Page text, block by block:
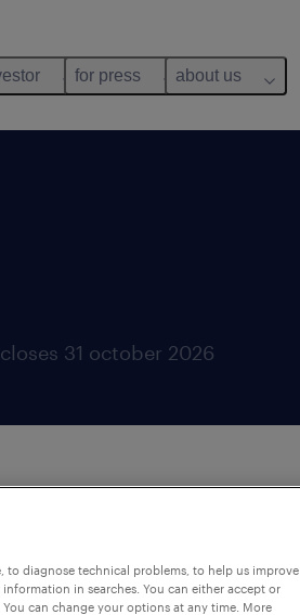
for press about us
closes 31 october 2026
to diagnose technical problems, to help us improve
in searches. You can either accept or
can change your options at any time. More